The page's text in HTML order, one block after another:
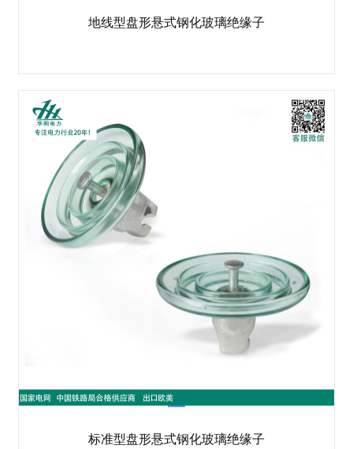
地线型盘形悬式钢化玻璃绝缘子
标准型盘形悬式钢化玻璃绝缘子